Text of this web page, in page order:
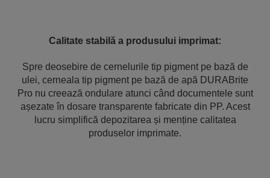
Calitate stabilă a produsului imprimat:
Spre deosebire de cernelurile tip pigment pe bază de
ulei, cerneala tip pigment pe bază de apă DURABrite
Pro nu creează ondulare atunci când documentele sunt
așezate în dosare transparente fabricate din PP. Acest
lucru simplifică depozitarea și menține calitatea
produselor imprimate.